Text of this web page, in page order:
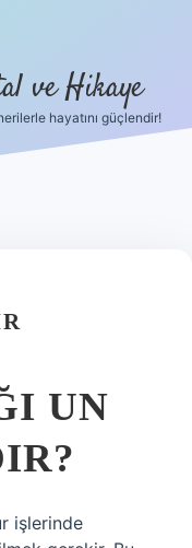
ve Hikaye
hayatını güçlendir!
UN
işlerinde